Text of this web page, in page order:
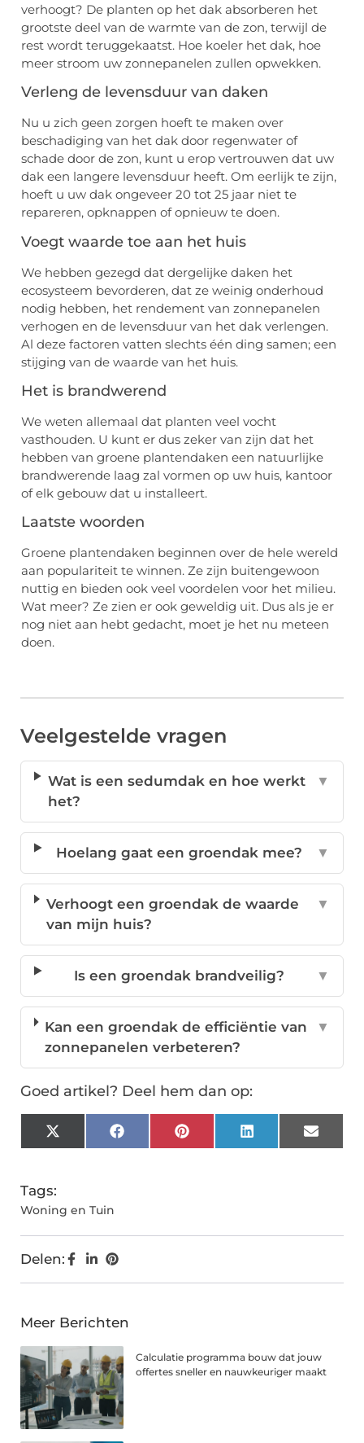
verhoogt? De planten op het dak absorberen het
grootste deel van de warmte van de zon, terwijl de
rest wordt teruggekaatst. Hoe koeler het dak, hoe
meer stroom uw zonnepanelen zullen opwekken.
Verleng de levensduur van daken
Nu u zich geen zorgen hoeft te maken over
beschadiging van het dak door regenwater of
schade door de zon, kunt u erop vertrouwen dat uw
dak een langere levensduur heeft. Om eerlijk te zijn,
hoeft u uw dak ongeveer 20 tot 25 jaar niet te
repareren, opknappen of opnieuw te doen.
Voegt waarde toe aan het huis
We hebben gezegd dat dergelijke daken het
ecosysteem bevorderen, dat ze weinig onderhoud
nodig hebben, het rendement van zonnepanelen
verhogen en de levensduur van het dak verlengen.
Al deze factoren vatten slechts één ding samen; een
stijging van de waarde van het huis.
Het is brandwerend
We weten allemaal dat planten veel vocht
vasthouden. U kunt er dus zeker van zijn dat het
hebben van groene plantendaken een natuurlijke
brandwerende laag zal vormen op uw huis, kantoor
of elk gebouw dat u installeert.
Laatste woorden
Groene plantendaken beginnen over de hele wereld
aan populariteit te winnen. Ze zijn buitengewoon
nuttig en bieden ook veel voordelen voor het milieu.
Wat meer? Ze zien er ook geweldig uit. Dus als je er
nog niet aan hebt gedacht, moet je het nu meteen
doen.
Veelgestelde vragen
Wat is een sedumdak en hoe werkt
het?
▼
Hoelang gaat een groendak mee? ▼
Verhoogt een groendak de waarde
van mijn huis?
▼
Is een groendak brandveilig? ▼
Kan een groendak de efficiëntie van
zonnepanelen verbeteren?
▼
Goed artikel? Deel hem dan op:
X
(Twitter)
FacebookPinterestLinkedInEmail
Tags:
Woning en Tuin
Delen:
Meer Berichten
Calculatie programma bouw dat jouw
offertes sneller en nauwkeuriger maakt